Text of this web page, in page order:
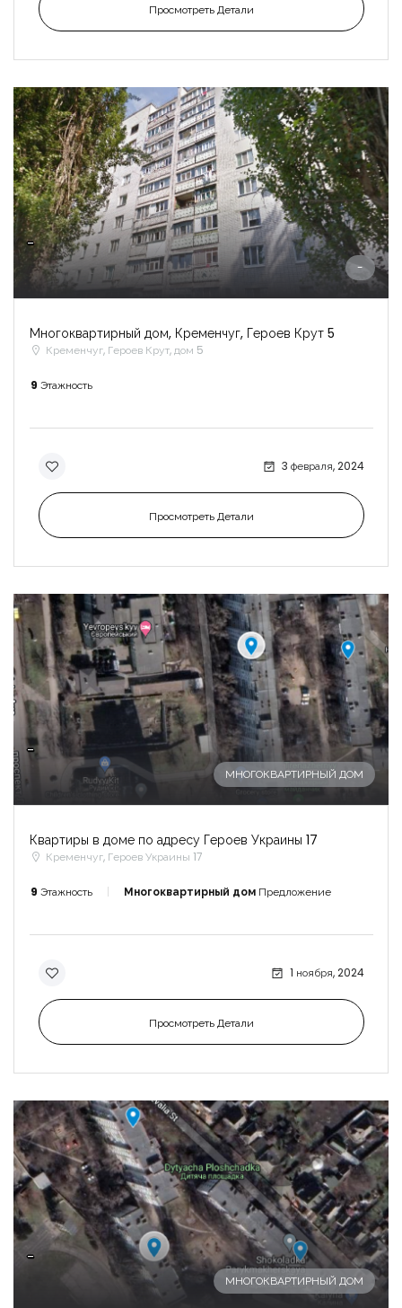
Просмотреть Детали
-
-
Многоквартирный дом, Кременчуг, Героев Крут 5
Кременчуг, Героев Крут, дом 5
9 Этажность
3 февраля, 2024
Просмотреть Детали
-
МНОГОКВАРТИРНЫЙ ДОМ
Квартиры в доме по адресу Героев Украины 17
Кременчуг, Героев Украины 17
9 Этажность Многоквартирный дом Предложение
1 ноября, 2024
Просмотреть Детали
-
МНОГОКВАРТИРНЫЙ ДОМ